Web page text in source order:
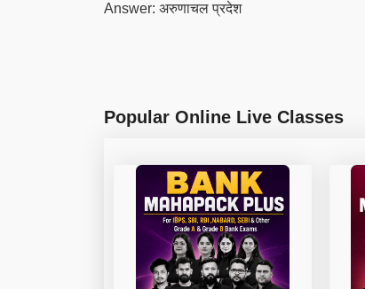
Answer: अरुणाचल प्रदेश
Popular Online Live Classes